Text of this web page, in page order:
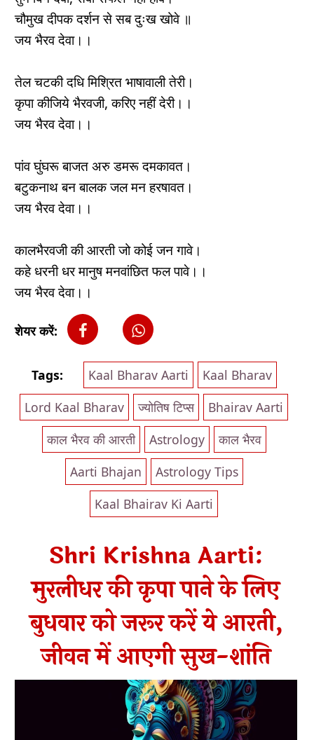
चौमुख दीपक दर्शन से सब दुःख खोवे ॥
जय भैरव देवा।।
तेल चटकी दधि मिश्रित भाषावाली तेरी।
कृपा कीजिये भैरवजी, करिए नहीं देरी।।
जय भैरव देवा।।
पांव घुंघरू बाजत अरु डमरू दमकावत।
बटुकनाथ बन बालक जल मन हरषावत।
जय भैरव देवा।।
कालभैरवजी की आरती जो कोई जन गावे।
कहे धरनी धर मानुष मनवांछित फल पावे।।
जय भैरव देवा।।
शेयर करें:
Tags: Kaal Bharav Aarti
Kaal Bharav
Lord Kaal Bharav
ज्योतिष टिप्स
Bhairav Aarti
काल भैरव की आरती
Astrology
काल भैरव
Aarti Bhajan
Astrology Tips
Kaal Bhairav Ki Aarti
Shri Krishna Aarti:
मुरलीधर की कृपा पाने के लिए
बुधवार को जरूर करें ये आरती,
जीवन में आएगी सुख-शांति